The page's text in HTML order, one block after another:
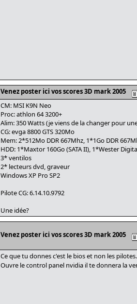
Venez poster ici vos scores 3D mark 2005
CM: MSI K9N Neo
Proc: athlon 64 3200+
Alim: 350 Watts (je viens de la changer pour
CG: evga 8800 GTS 320Mo
Mem: 2*512Mo DDR 667Mhz, 1*1Go DDR
HDD: 1*Maxtor 160Go (SATA II), 1*Wester
3* ventilos
2* lecteurs dvd, graveur
Windows XP Pro SP2
Pilote CG: 6.14.10.9792
Une idée?
Venez poster ici vos scores 3D mark 2005
Ce que tu donnes c'est le bios et non les pilotes.
Ouvre le control panel nvidia il te donnera la